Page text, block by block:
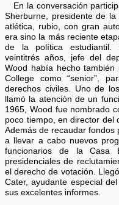
En la conversación
Sherburne, presidente de
atlética, rubio, con gran
era sino la más reciente
de la política estudiantil.
veintitrés años, jefe del
Wood había hecho
College como “senior”,
derechos civiles. Uno de
llamó la atención de un
1965, Wood fue nombrado
poco tiempo, en director del
Además de recaudar fondos
a llevar a cabo nuevos
funcionarios de la Casa
presidenciales de
el derecho de votación.
Cater, ayudante especial
sus excelentes informes.